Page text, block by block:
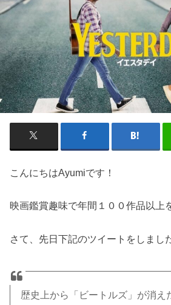
こんにちはAyumiです！
映画鑑賞趣味で年間１００作品以上
さて、先日下記のツイートをしまし
歴史上から「ビートルズ」が消え